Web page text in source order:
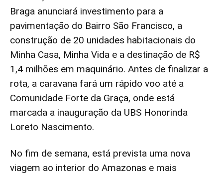
Braga anunciará investimento para a
pavimentação do Bairro São Francisco, a
construção de 20 unidades habitacionais do
Minha Casa, Minha Vida e a destinação de R$
1,4 milhões em maquinário. Antes de finalizar a
rota, a caravana fará um rápido voo até a
Comunidade Forte da Graça, onde está
marcada a inauguração da UBS Honorinda
Loreto Nascimento.
No fim de semana, está prevista uma nova
viagem ao interior do Amazonas e mais